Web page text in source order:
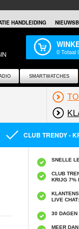
HANDLEIDING
0Totaal
SMARTWATCHES
CLUB TRENDY -
SNELLE
CLUB
KRIJG 7%
LIVE
30 DAGEN
MEER